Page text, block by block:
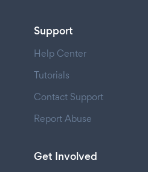
Support
Help Center
Tutorials
Contact Support
Report Abuse
Get Involved